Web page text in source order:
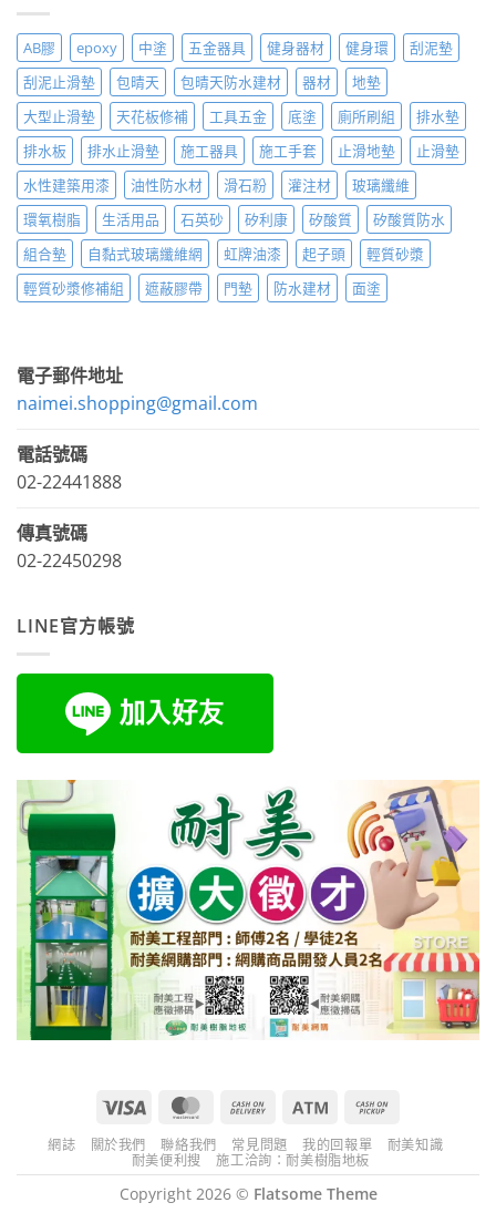
AB膠 epoxy 中塗 五金器具 健身器材 健身環
刮泥墊
刮泥止滑墊
包晴天 包晴天防水建材 器材
地墊
大型止滑墊
天花板修補 工具五金 底塗 廁所刷組
排水墊
排水板
排水止滑墊 施工器具 施工手套 止滑地墊
止滑墊
水性建築用漆
油性防水材 滑石粉 灌注材
玻璃纖維
環氧樹脂
生活用品 石英砂 矽利康 矽酸質
矽酸質防水
組合墊
自黏式玻璃纖維網 虹牌油漆 起子頭
輕質砂漿
輕質砂漿修補組
遮蔽膠帶 門墊 防水建材 面塗
電子郵件地址
naimei.shopping@gmail.com
電話號碼
02-22441888
傳真號碼
02-22450298
LINE官方帳號
Visa MasterCardCash
Delivery
Atm
Pickup
網誌 關於我們 聯絡我們 常見問題 我的回報單
耐美知識
耐美便利搜
施工洽詢：耐美樹脂地板
Copyright 2026 © Flatsome Theme